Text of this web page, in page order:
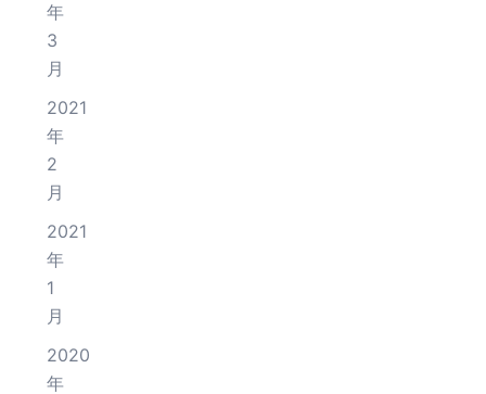
年
3
月
2021
年
2
月
2021
年
1
月
2020
年